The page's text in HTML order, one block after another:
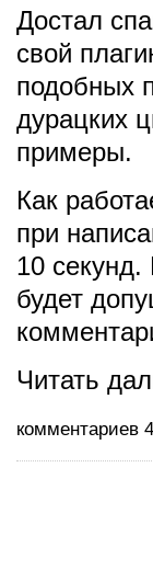
Достал
свой
подобных
дурацких
примеры.
Как
при
10
будет
Читать
комментариев